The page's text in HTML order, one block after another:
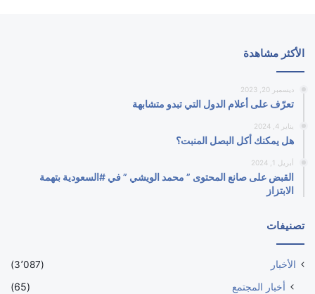
الأكثر مشاهدة
ديسمبر 20, 2023
تعرّف على أعلام الدول التي تبدو متشابهة
يناير 4, 2024
هل يمكنك أكل البصل المنبت؟
أبريل 1, 2024
القبض على صانع المحتوى ” محمد الويشي ” في #السعودية بتهمة
الابتزاز
تصنيفات
الأخبار (3٬087)
أخبار المجتمع
(65)